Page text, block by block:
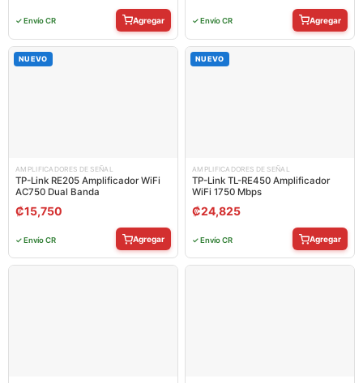
✓ Envío CR Agregar ✓ Envío CR Agregar
NUEVO
AMPLIFICADORES DE SEÑAL
TP-Link RE205 Amplificador WiFi
AC750 Dual Banda
₡15,750
✓ Envío CR Agregar
NUEVO
AMPLIFICADORES DE SEÑAL
TP-Link TL-RE450 Amplificador
WiFi 1750 Mbps
₡24,825
✓ Envío CR Agregar